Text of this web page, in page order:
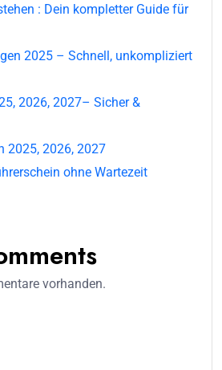
: Dein kompletter Guide für
2025 – Schnell, unkompliziert
2026, 2027– Sicher &
2025, 2026, 2027
ohne Wartezeit
vorhanden.